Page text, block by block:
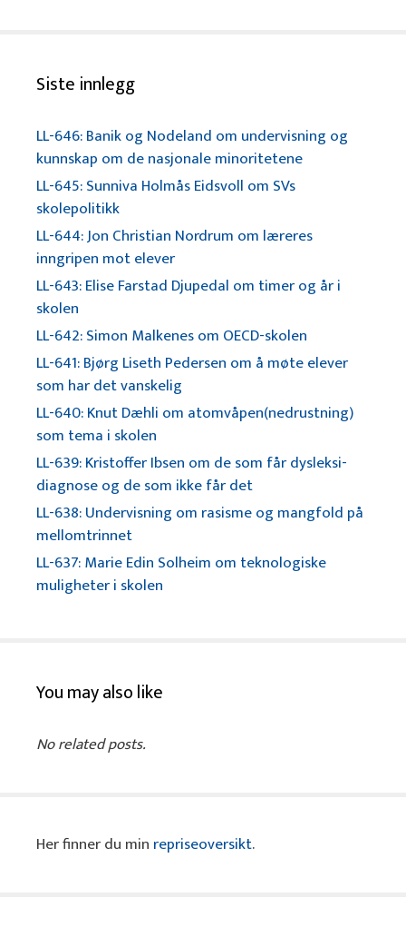
Siste innlegg
LL-646: Banik og Nodeland om undervisning og
kunnskap om de nasjonale minoritetene
LL-645: Sunniva Holmås Eidsvoll om SVs
skolepolitikk
LL-644: Jon Christian Nordrum om læreres
inngripen mot elever
LL-643: Elise Farstad Djupedal om timer og år i
skolen
LL-642: Simon Malkenes om OECD-skolen
LL-641: Bjørg Liseth Pedersen om å møte elever
som har det vanskelig
LL-640: Knut Dæhli om atomvåpen(nedrustning)
som tema i skolen
LL-639: Kristoffer Ibsen om de som får dysleksi-
diagnose og de som ikke får det
LL-638: Undervisning om rasisme og mangfold på
mellomtrinnet
LL-637: Marie Edin Solheim om teknologiske
muligheter i skolen
You may also like
No related posts.
Her finner du min repriseoversikt.